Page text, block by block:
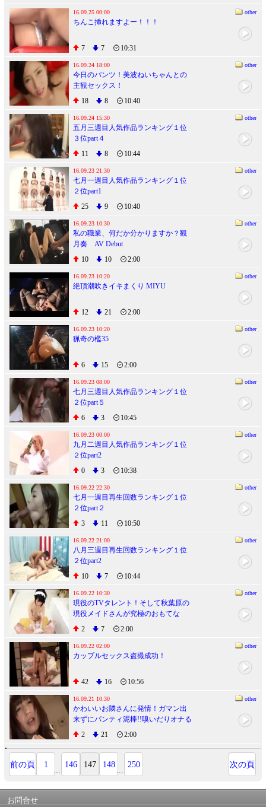
16.09.25 00:00 other
ちんこ挿れますよー！！！
7 7 10:31
16.09.24 18:00 other
今日のパンツ！美波ねいちゃんとの
主観セックス！
18
8 10:40
16.09.24 15:30 other
五月三週目人気作品ランキング１位
３位part４
11
8 10:44
16.09.23 21:30 other
七月一週目人気作品ランキング１位
２位part1
25
9 10:40
16.09.23 10:30 other
私の職業、何だか分かりますか？観
月奏 AV Debut
10
10 2:00
16.09.23 10:20 other
絶頂潮吹きイキまくり MIYU
12 21 2:00
16.09.23 10:20 other
猟奇の檻35
6 15 2:00
16.09.23 08:00 other
七月三週目人気作品ランキング１位
２位part５
6
3 10:45
16.09.23 00:00 other
九月二週目人気作品ランキング１位
２位part2
0
3 10:38
16.09.22 22:30 other
七月一週目再生回数ランキング１位
２位part２
3
11 10:50
16.09.22 21:00 other
八月三週目再生回数ランキング１位
２位part2
10
7 10:44
16.09.22 10:30 other
現役のTVタレント！そして秋葉原の
現役メイドさんが究極のおもてな
し 浅田結梨 超高級新人ソープ嬢
2 7 2:00
16.09.22 02:00 other
カップルセックス盗撮成功！
42 16 10:56
16.09.21 10:30 other
かわいいお隣さんに発情！ガマン出
来ずにパンティ泥棒!!嗅いだりオナる
だけじゃマンゾクできず拾ったとウ
ソをついて直接訪問「こんなスケベ
下着つけてるんですね」と恥をかか
せたら真っ赤な顔でモジモジしはじ
めたので思い切ってSEXまでお願い
2 21 2:00
前の頁 1
...
146 147 148
...
250 次の頁
お問合せ